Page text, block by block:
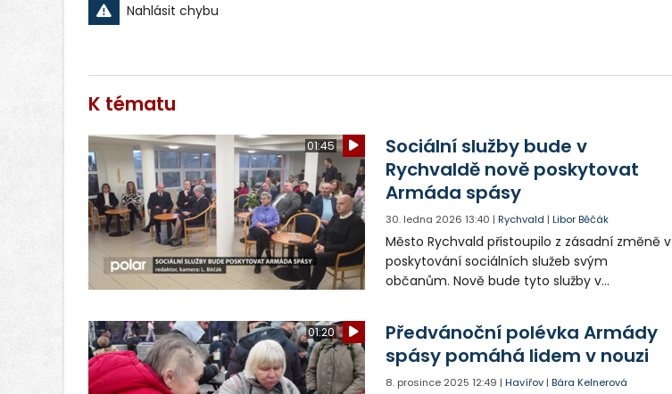
Nahlásit chybu
K tématu
01:45
Sociální služby bude v
Rychvaldě nově poskytovat
Armáda spásy
30. ledna 2026 13:40 |Rychvald |Libor Běčák
Město Rychvald přistoupilo z zásadní změně v
poskytování sociálních služeb svým
občanům. Nově bude tyto služby v
01:20
Předvánoční polévka Armády
spásy pomáhá lidem v nouzi
8. prosince 2025 12:49 |Havířov |Bára Kelnerová